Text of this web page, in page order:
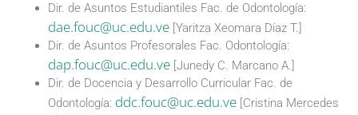
Dir. de Asuntos Estudiantiles Fac. de Odontología:
dae.fouc@uc.edu.ve [Yaritza Xeomara Díaz T.]
Dir. de Asuntos Profesorales Fac. Odontología:
dap.fouc@uc.edu.ve [Junedy C. Marcano A.]
Dir. de Docencia y Desarrollo Curricular Fac. de
Odontología: ddc.fouc@uc.edu.ve [Cristina Mercedes